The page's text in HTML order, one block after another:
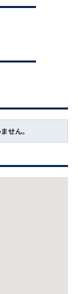
せん。